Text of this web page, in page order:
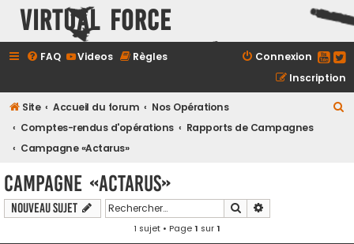
Virtual Force
FAQ Videos Règles
Connexion
Inscription
Site Accueil du forum
Nos Opérations
Comptes-rendus d'opérations
Rapports de Campagnes
Campagne «Actarus»
Campagne «Actarus»
Nouveau sujet Rechercher
1 sujet • Page1 sur1